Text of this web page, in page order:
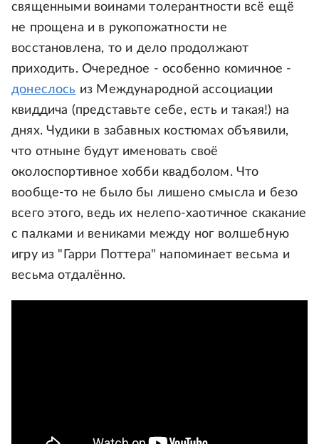
священными воинами толерантности всё ещё
не прощена и в рукопожатности не
восстановлена, то и дело продолжают
приходить. Очередное - особенно комичное -
донеслось из Международной ассоциации
квиддича (представьте себе, есть и такая!) на
днях. Чудики в забавных костюмах объявили,
что отныне будут именовать своё
околоспортивное хобби квадболом. Что
вообще-то не было бы лишено смысла и безо
всего этого, ведь их нелепо-хаотичное скакание
с палками и вениками между ног волшебную
игру из "Гарри Поттера" напоминает весьма и
весьма отдалённо.